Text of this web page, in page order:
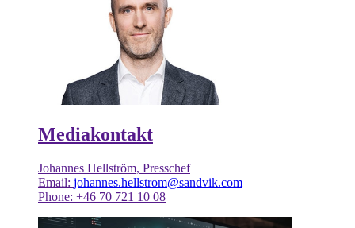
Mediakontakt
Johannes Hellström, Presschef
Email: johannes.hellstrom@sandvik.com
Phone: +46 70 721 10 08